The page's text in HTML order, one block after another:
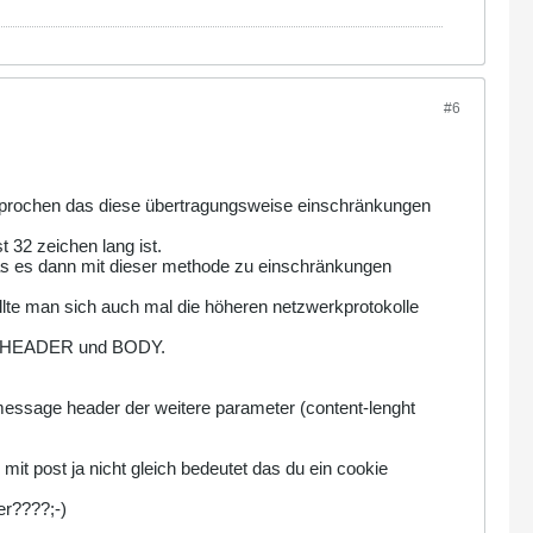
#6
das diese übertragungsweise einschränkungen
32 zeichen lang ist.
es dann mit dieser methode zu einschränkungen
man sich auch mal die höheren netzwerkprotokolle
und BODY.
header der weitere parameter (content-lenght
post ja nicht gleich bedeutet das du ein cookie
)